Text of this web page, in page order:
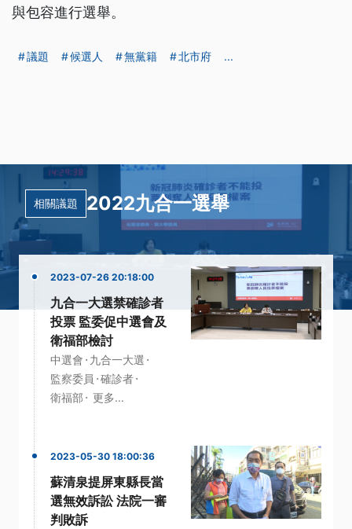
與包容進行選舉。
議題 候選人 無黨籍 北市府 ...
相關議題 2022九合一選舉
2023-07-26 20:18:00
九合一大選禁確診者
投票 監委促中選會及
衛福部檢討
中選會 · 九合一大選 ·
監察委員 ·確診者·
衛福部 · 更多...
2023-05-30 18:00:36
蘇清泉提屏東縣長當
選無效訴訟 法院一審
判敗訴